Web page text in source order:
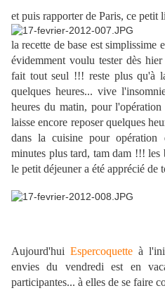
et puis rapporter de Paris, ce petit
la recette de base est
évidemment voulu tester dès
fait tout seul !!! reste plus qu'à
quelques heures... vive
heures du matin, pour
laisse encore reposer quelques
dans la cuisine pour
minutes plus tard, tam dam !!! les
le petit déjeuner a été apprécié de
Aujourd'hui Espercoquette à
envies du vendredi est en
participantes... à elles de se faire